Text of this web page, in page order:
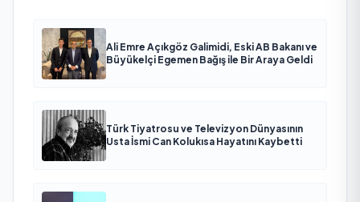
Ali Emre Açıkgöz Galimidi, Eski AB Bakanı ve
Büyükelçi Egemen Bağış ile Bir Araya Geldi
Türk Tiyatrosu ve Televizyon Dünyasının
Usta İsmi Can Kolukısa Hayatını Kaybetti